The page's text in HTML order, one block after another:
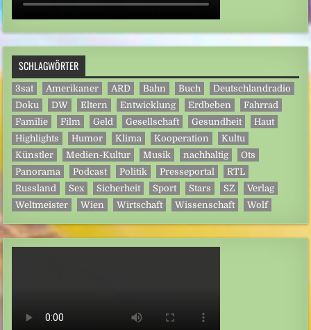
SCHLAGWÖRTER
3sat Amerikaner ARD Bahn Buch
Deutschlandradio
Doku
DW Eltern Entwicklung Erdbeben
Fahrrad
Familie
Film Geld Gesellschaft Gesundheit
Haut
Highlights
Humor Klima Kooperation
Kultu
Künstler
Medien-Kultur Musik nachhaltig
Ots
Panorama
Podcast Politik Presseportal
RTL
Russland
Sex Sicherheit Sport Stars SZ
Verlag
Weltmeister
Wien Wirtschaft Wissenschaft Wolf